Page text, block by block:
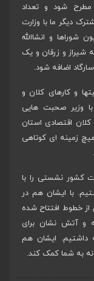
شود و تعداد
دیگر ما با وزارت
و انشاالله
شیراز و زرقان و یک
اضافه شود.
و کارهای کلان و
وزیر صحبت هایی
اقتصادی استان
زمینه ای کوتاهی
کشور نشستی را با
با ایشان هم در
از خطوط افتتاح شده
و آتش نشان برای
داشتیم. ایشان هم
به شما کمک کند.